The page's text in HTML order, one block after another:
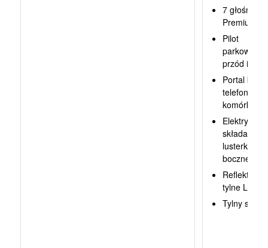
7 głośników
Premium
Pilot
parkowania,
przód i tył
Portal
telefonu
Elektrycznie
składane
lusterka
boczne
Reflektrory
tylne LED
Tylny